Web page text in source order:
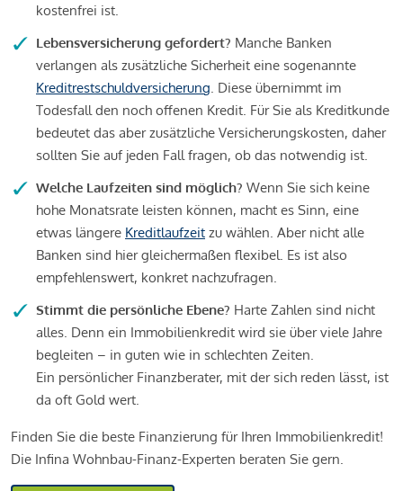
kostenfrei ist.
Lebensversicherung gefordert? Manche Banken
verlangen als zusätzliche Sicherheit eine sogenannte
Kreditrestschuldversicherung. Diese übernimmt im
Todesfall den noch offenen Kredit. Für Sie als Kreditkunde
bedeutet das aber zusätzliche Versicherungskosten, daher
sollten Sie auf jeden Fall fragen, ob das notwendig ist.
Welche Laufzeiten sind möglich? Wenn Sie sich keine
hohe Monatsrate leisten können, macht es Sinn, eine
etwas längere Kreditlaufzeit zu wählen. Aber nicht alle
Banken sind hier gleichermaßen flexibel. Es ist also
empfehlenswert, konkret nachzufragen.
Stimmt die persönliche Ebene? Harte Zahlen sind nicht
alles. Denn ein Immobilienkredit wird sie über viele Jahre
begleiten – in guten wie in schlechten Zeiten.
Ein persönlicher Finanzberater, mit der sich reden lässt, ist
da oft Gold wert.
Finden Sie die beste Finanzierung für Ihren Immobilienkredit!
Die Infina Wohnbau-Finanz-Experten beraten Sie gern.